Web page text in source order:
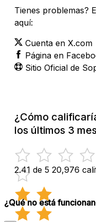
Tienes problemas?
aquí:
Cuenta en X.com
Página en
Sitio Oficial de
¿Cómo
los últimos 3
2.41 de 5 20,976
¿Qué no está